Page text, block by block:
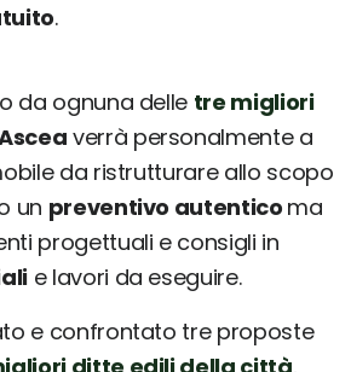
.
da ognuna delle tre migliori
verrà personalmente a
da ristrutturare allo scopo
un preventivo autentico ma
progettuali e consigli in
e lavori da eseguire.
e confrontato tre proposte